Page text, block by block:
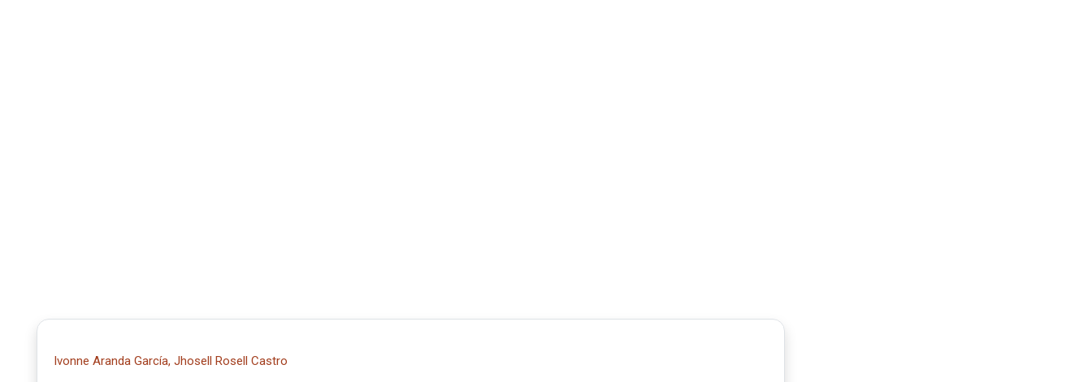
Ivonne Aranda García, Jhosell Rosell Castro